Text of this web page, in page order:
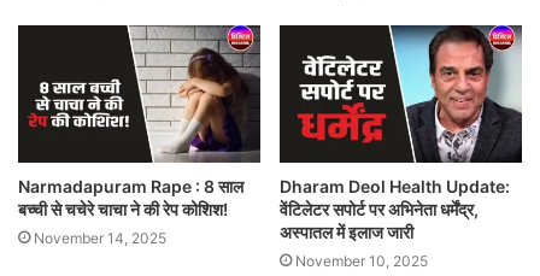
Narmadapuram Rape : 8 साल
बच्ची से चचेरे चाचा ने की रेप कोशिश!
November 14, 2025
Dharam Deol Health Update:
वेंटिलेटर सपोर्ट पर अभिनेता धर्मेंद्र,
अस्पातल में इलाज जारी
November 10, 2025